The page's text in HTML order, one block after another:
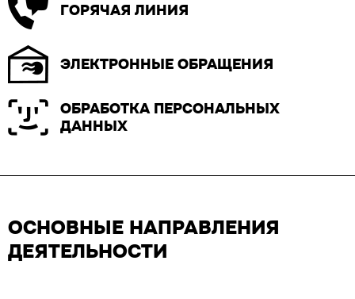
ГОРЯЧАЯ ЛИНИЯ
ЭЛЕКТРОННЫЕ ОБРАЩЕНИЯ
ОБРАБОТКА ПЕРСОНАЛЬНЫХ
ДАННЫХ
ОСНОВНЫЕ НАПРАВЛЕНИЯ
ДЕЯТЕЛЬНОСТИ